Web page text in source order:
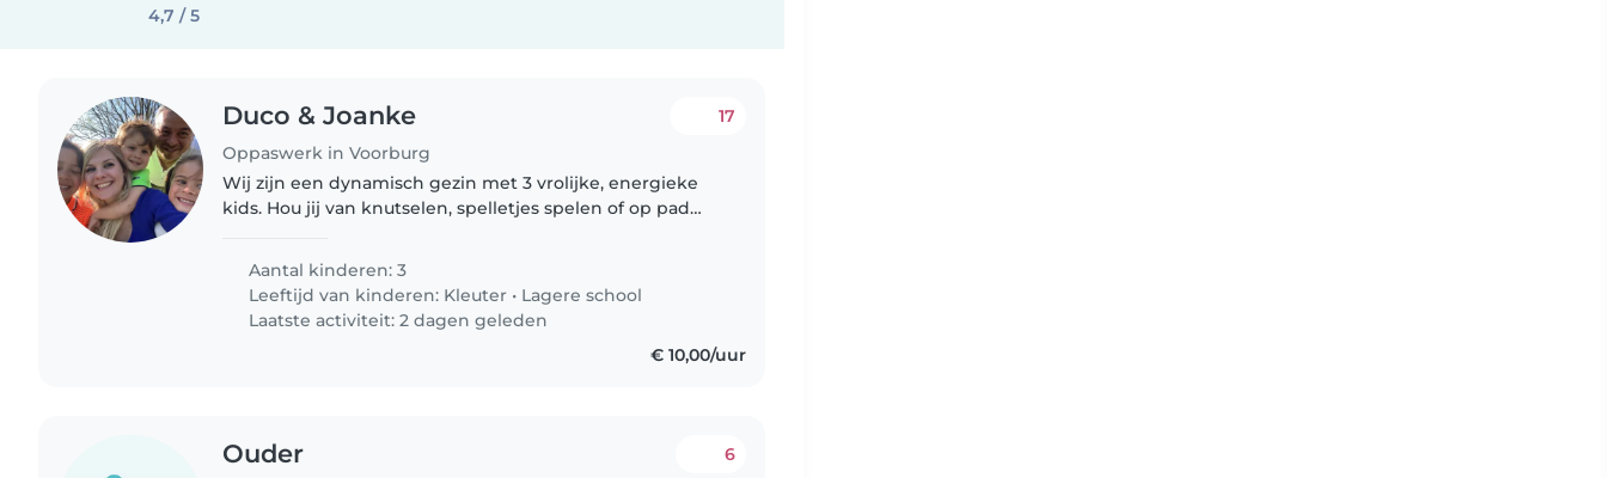
4,7 / 5
Duco & Joanke
Oppaswerk in Voorburg
17
Wij zijn een dynamisch gezin met 3 vrolijke, energieke
kids. Hou jij van knutselen, spelletjes spelen of op pad
de keuken..
Aantal kinderen: 3
Leeftijd van kinderen: Kleuter • Lagere school
Laatste activiteit: 2 dagen geleden
€ 10,00/uur
Ouder 6